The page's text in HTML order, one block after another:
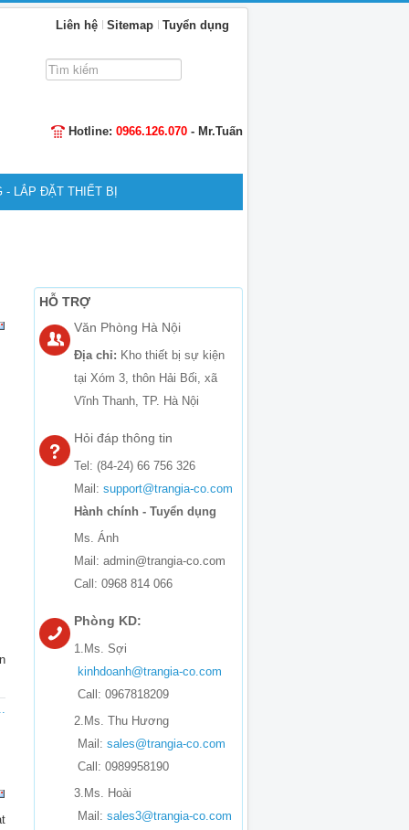
Liên hệ Sitemap Tuyển dụng
Tìm
kiếm...
Hotline: 0966.126.070 - Mr.Tuấn
- LẮP ĐẶT THIẾT BỊ
HỖ TRỢ
Văn Phòng Hà Nội
Địa chỉ: Kho thiết bị sự kiện
tại Xóm 3, thôn Hải Bối, xã
Vĩnh Thanh, TP. Hà Nội
Hỏi đáp thông tin
Tel: (84-24) 66 756 326
Mail: support@trangia-co.com
Hành chính - Tuyển dụng
Ms. Ánh
Mail: admin@trangia-co.com
Call: 0968 814 066
Phòng KD:
1.Ms. Sợi
kinhdoanh@trangia-co.com
Call: 0967818209
2.Ms. Thu Hương
Mail: sales@trangia-co.com
Call: 0989958190
3.Ms. Hoài
Mail: sales3@trangia-co.com